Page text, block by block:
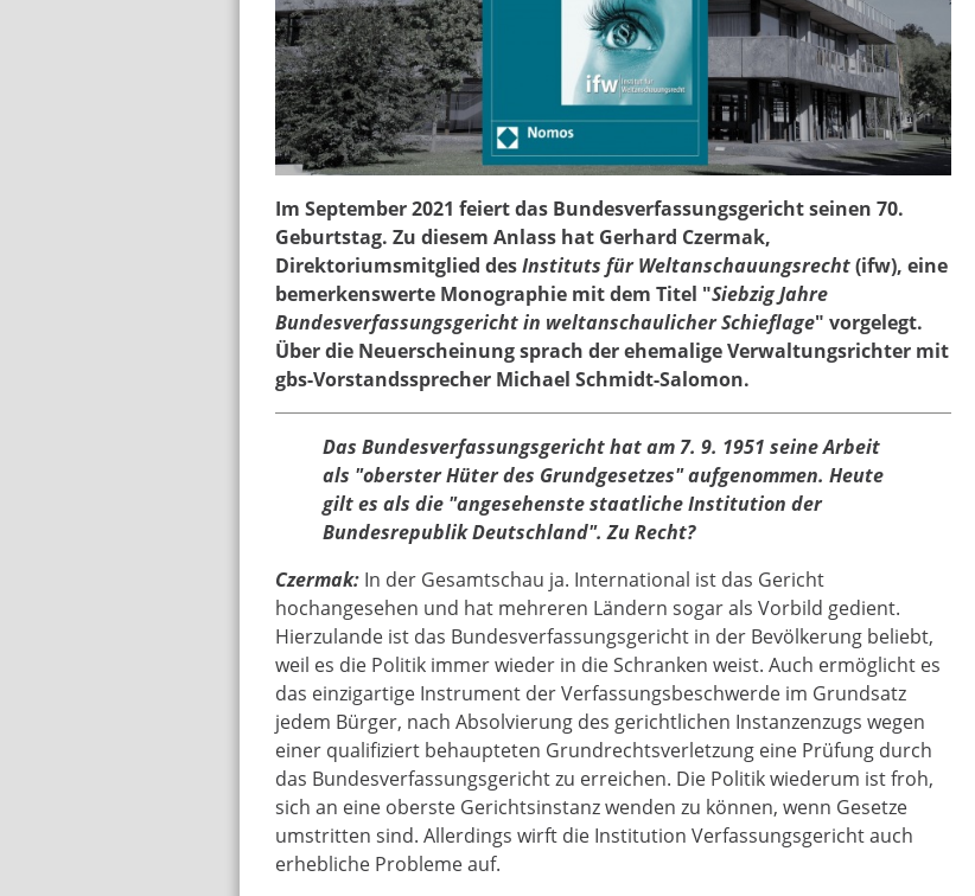
czermak_bundesverfassungsgericht.jpg
Im September 2021 feiert das Bundesverfassungsgericht seinen 70.
Geburtstag. Zu diesem Anlass hat Gerhard Czermak,
Direktoriumsmitglied desInstituts für Weltanschauungsrecht(ifw), eine
bemerkenswerte Monographie mit dem Titel "Siebzig Jahre
Bundesverfassungsgericht in weltanschaulicher Schieflage" vorgelegt.
Über die Neuerscheinung sprach der ehemalige Verwaltungsrichter mit
gbs-Vorstandssprecher Michael Schmidt-Salomon.
Das Bundesverfassungsgericht hat am 7. 9. 1951 seine Arbeit
als "oberster Hüter des Grundgesetzes" aufgenommen. Heute
gilt es als die "angesehenste staatliche Institution der
Bundesrepublik Deutschland". Zu Recht?
Czermak:In der Gesamtschau ja. International ist das Gericht
hochangesehen und hat mehreren Ländern sogar als Vorbild gedient.
Hierzulande ist das Bundesverfassungsgericht in der Bevölkerung beliebt,
weil es die Politik immer wieder in die Schranken weist. Auch ermöglicht es
das einzigartige Instrument der Verfassungsbeschwerde im Grundsatz
jedem Bürger, nach Absolvierung des gerichtlichen Instanzenzugs wegen
einer qualifiziert behaupteten Grundrechtsverletzung eine Prüfung durch
das Bundesverfassungsgericht zu erreichen. Die Politik wiederum ist froh,
sich an eine oberste Gerichtsinstanz wenden zu können, wenn Gesetze
umstritten sind. Allerdings wirft die Institution Verfassungsgericht auch
erhebliche Probleme auf.